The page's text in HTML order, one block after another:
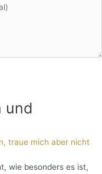
und
traue mich aber nicht
wie besonders es ist,